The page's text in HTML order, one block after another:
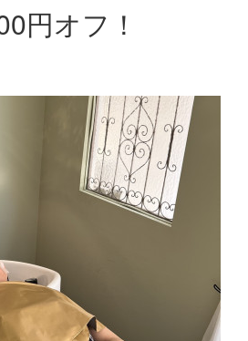
円オフ！